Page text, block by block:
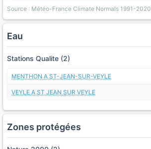
Source : Météo-France Climate Normals 1991-2020
Eau
Stations Qualite (2)
MENTHON A ST-JEAN-SUR-VEYLE
VEYLE A ST JEAN SUR VEYLE
Zones protégées